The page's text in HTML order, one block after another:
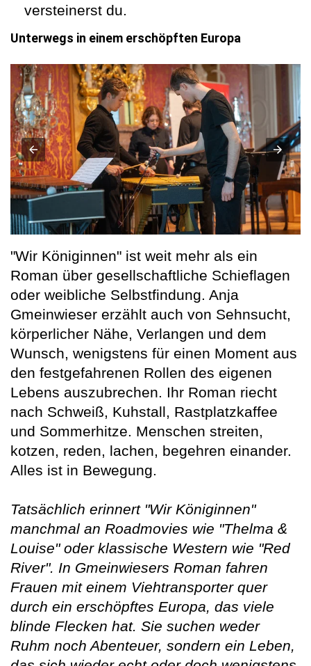
versteinerst du.
Unterwegs in einem erschöpften Europa
"Wir Königinnen" ist weit mehr als ein
Roman über gesellschaftliche Schieflagen
oder weibliche Selbstfindung. Anja
Gmeinwieser erzählt auch von Sehnsucht,
körperlicher Nähe, Verlangen und dem
Wunsch, wenigstens für einen Moment aus
den festgefahrenen Rollen des eigenen
Lebens auszubrechen. Ihr Roman riecht
nach Schweiß, Kuhstall, Rastplatzkaffee
und Sommerhitze. Menschen streiten,
kotzen, reden, lachen, begehren einander.
Alles ist in Bewegung.
Tatsächlich erinnert "Wir Königinnen"
manchmal an Roadmovies wie "Thelma &
Louise" oder klassische Western wie "Red
River". In Gmeinwiesers Roman fahren
Frauen mit einem Viehtransporter quer
durch ein erschöpftes Europa, das viele
blinde Flecken hat. Sie suchen weder
Ruhm noch Abenteuer, sondern ein Leben,